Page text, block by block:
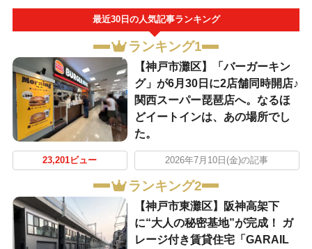
最近30日の人気記事ランキング
ランキング1
【神戸市灘区】「バーガーキン
グ」が6月30日に2店舗同時開店♪
関西スーパー琵琶店へ。なるほ
どイートインは、あの場所でし
た。
23,201ビュー 2026年7月10日(金)の記事
ランキング2
【神戸市東灘区】阪神高架下
に“大人の秘密基地”が完成！ ガ
レージ付き賃貸住宅「GARAIL